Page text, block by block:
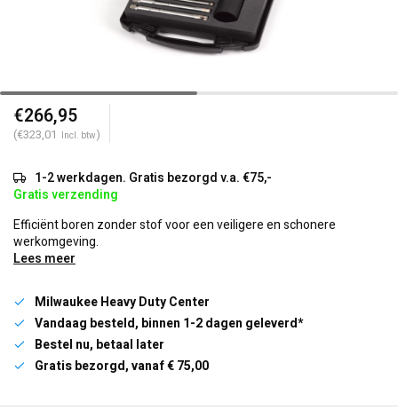
€266,95
(€323,01 Incl. btw)
1-2 werkdagen. Gratis bezorgd v.a. €75,-
Gratis verzending
Efficiënt boren zonder stof voor een veiligere en schonere
werkomgeving.
Lees meer
Milwaukee Heavy Duty Center
Vandaag besteld, binnen 1-2 dagen geleverd*
Bestel nu, betaal later
Gratis bezorgd, vanaf € 75,00